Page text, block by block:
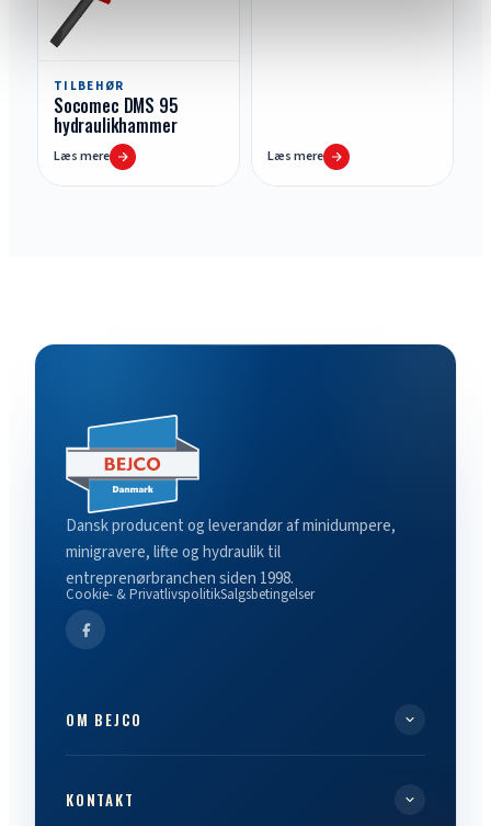
TILBEHØR
Socomec DMS 95
hydraulikhammer
Læs mere Læs mere
Dansk producent og leverandør af minidumpere,
minigravere, lifte og hydraulik til
entreprenørbranchen siden 1998.
Cookie- & PrivatlivspolitikSalgsbetingelser
OM BEJCO
KONTAKT